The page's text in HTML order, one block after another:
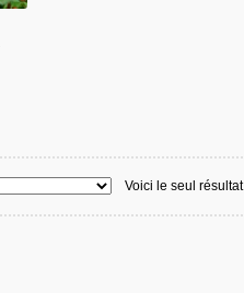
Voici le seul résultat